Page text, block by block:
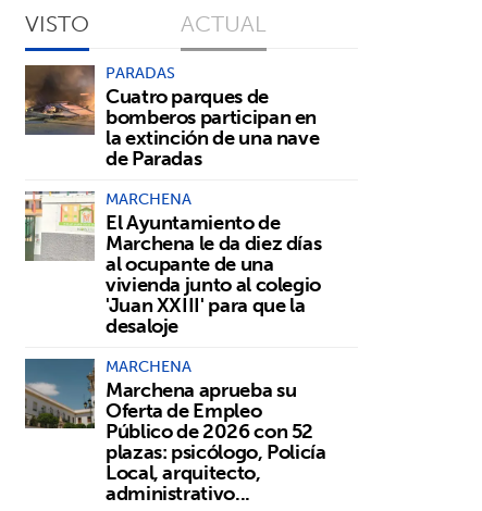
VISTO ACTUAL
PARADAS
Cuatro parques de
bomberos participan en
la extinción de una nave
de Paradas
MARCHENA
El Ayuntamiento de
Marchena le da diez días
al ocupante de una
vivienda junto al colegio
'Juan XXIII' para que la
desaloje
MARCHENA
Marchena aprueba su
Oferta de Empleo
Público de 2026 con 52
plazas: psicólogo, Policía
Local, arquitecto,
administrativo...